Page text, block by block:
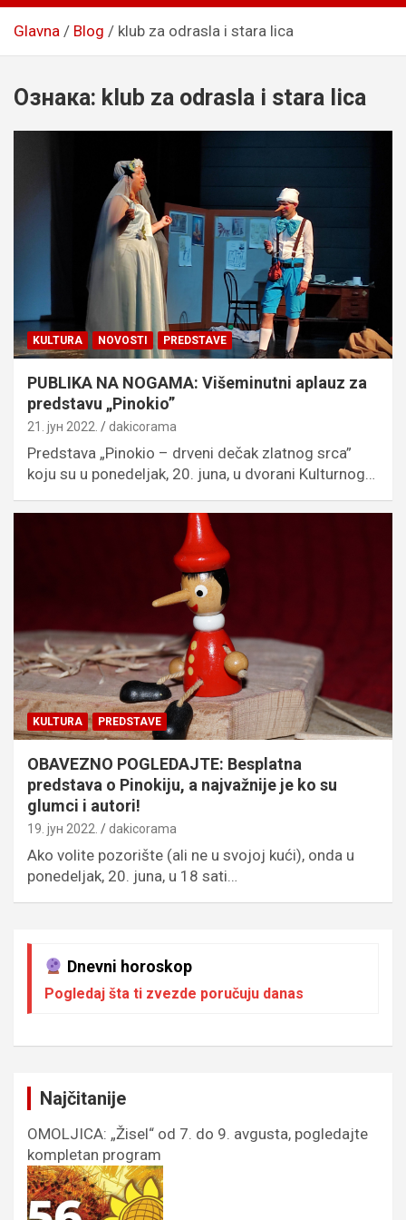
Glavna Blog klub za odrasla i stara lica
Ознака: klub za odrasla i stara lica
KULTURA NOVOSTI PREDSTAVE
PUBLIKA NA NOGAMA: Višeminutni aplauz za
predstavu „Pinokio”
21. јун 2022. dakicorama
Predstava „Pinokio – drveni dečak zlatnog srca”
koju su u ponedeljak, 20. juna, u dvorani Kulturnog…
KULTURA PREDSTAVE
OBAVEZNO POGLEDAJTE: Besplatna
predstava o Pinokiju, a najvažnije je ko su
glumci i autori!
19. јун 2022. dakicorama
Ako volite pozorište (ali ne u svojoj kući), onda u
ponedeljak, 20. juna, u 18 sati…
Dnevni horoskop
Pogledaj šta ti zvezde poručuju danas
Najčitanije
OMOLJICA: „Žisel“ od 7. do 9. avgusta, pogledajte
kompletan program